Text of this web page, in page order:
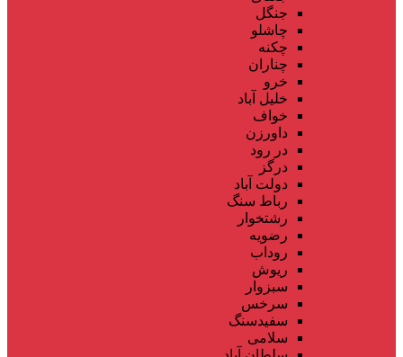
جنگل
چاشلو
چکنه
چناران
خرو
خلیل آباد
خواف
داورزن
در رود
درگز
دولت آباد
رباط سنگ
رشتخوار
رضویه
روداب
ریوش
سبزوار
سرخس
سفیدسنگ
سلامی